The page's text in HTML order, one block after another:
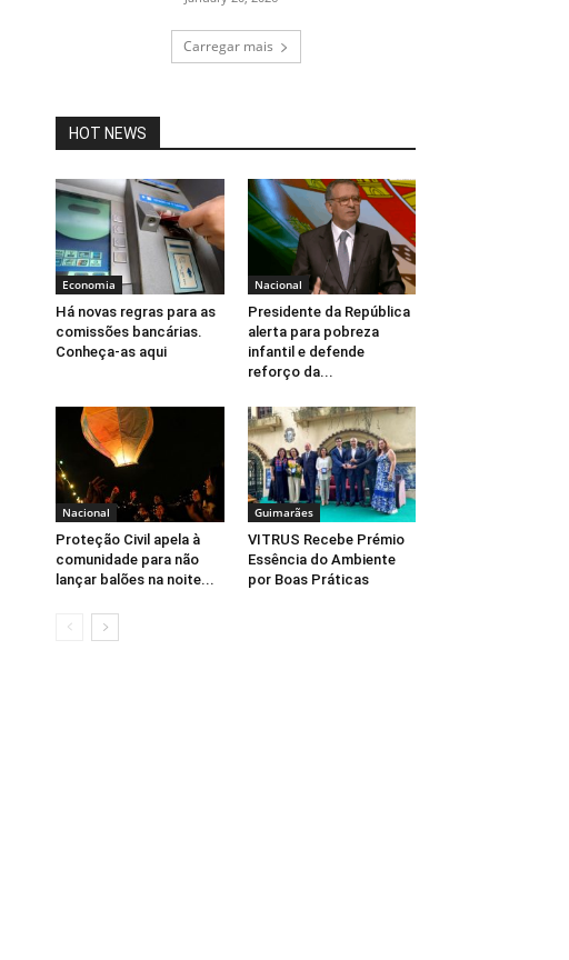
Carregar mais
HOT NEWS
Economia
Há novas regras para as
comissões bancárias.
Conheça-as aqui
Nacional
Presidente da República
alerta para pobreza
infantil e defende
reforço da...
Nacional
Proteção Civil apela à
comunidade para não
lançar balões na noite...
Guimarães
VITRUS Recebe Prémio
Essência do Ambiente
por Boas Práticas